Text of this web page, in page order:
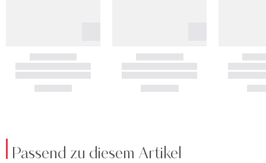
Passend zu diesem Artikel